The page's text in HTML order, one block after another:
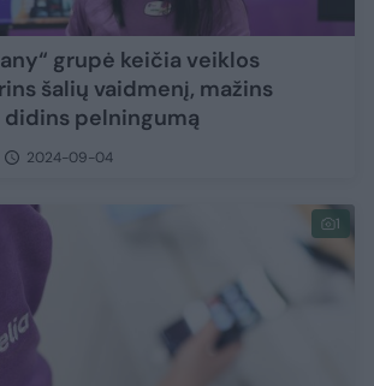
grupė keičia veiklos
šalių vaidmenį, mažins
pelningumą
2024-09-04
1